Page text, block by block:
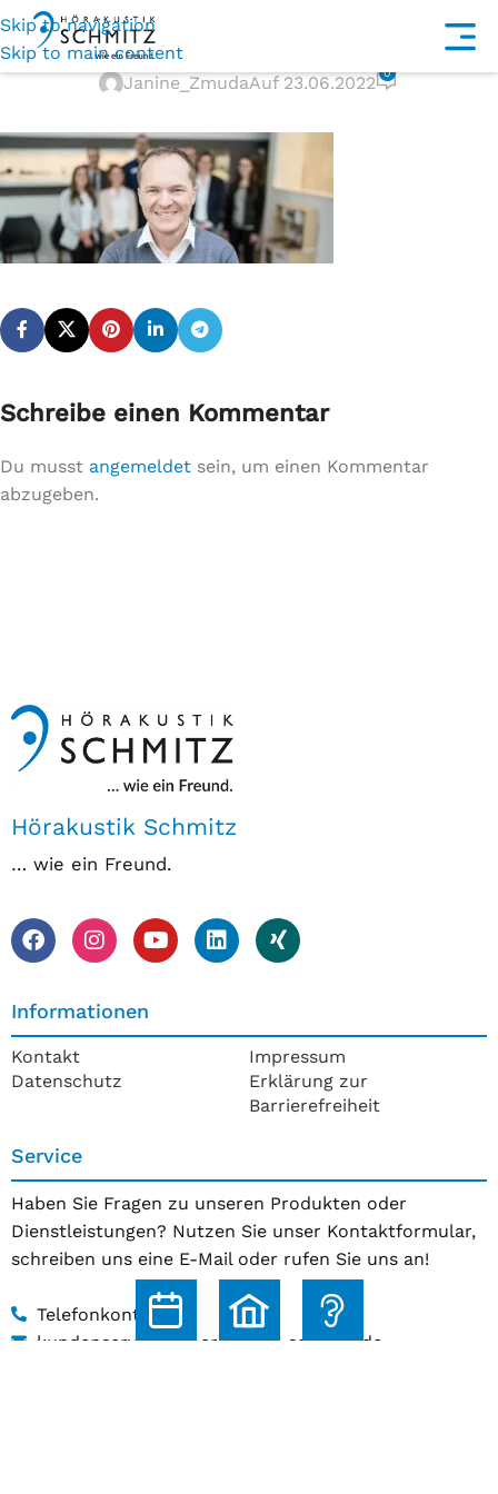
Skip to navigation
Skip to main contentDSC00869@2x
Janine_ZmudaAuf 23.06.2022 0
Schreibe einen Kommentar
Du musst angemeldet sein, um einen Kommentar
abzugeben.
Hörakustik Schmitz
… wie ein Freund.
Informationen
Kontakt
Datenschutz
Impressum
Erklärung zur
Barrierefreiheit
Service
Haben Sie Fragen zu unseren Produkten oder
Dienstleistungen? Nutzen Sie unser Kontaktformular,
schreiben uns eine E-Mail oder rufen Sie uns an!
Telefonkontakt
kundenservice@hoerakustik-schmitz.de